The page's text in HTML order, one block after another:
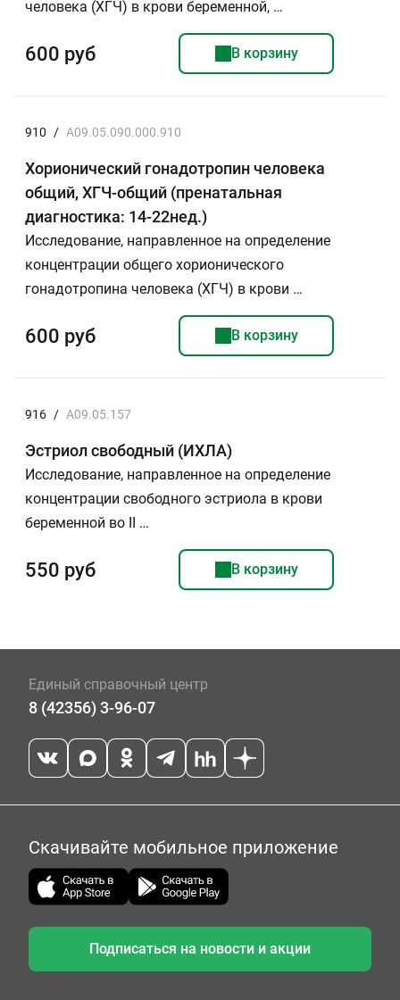
человека (ХГЧ) в крови беременной, …
600 руб В корзину
910 / A09.05.090.000.910
Хорионический гонадотропин человека
общий, ХГЧ-общий (пренатальная
диагностика: 14-22нед.)
Исследование, направленное на определение
концентрации общего хорионического
гонадотропина человека (ХГЧ) в крови …
600 руб В корзину
916 / A09.05.157
Эстриол свободный (ИХЛА)
Исследование, направленное на определение
концентрации свободного эстриола в крови
беременной во II …
550 руб В корзину
Единый справочный центр
8 (42356) 3-96-07
Скачивайте мобильное приложение
Подписаться на новости и акции